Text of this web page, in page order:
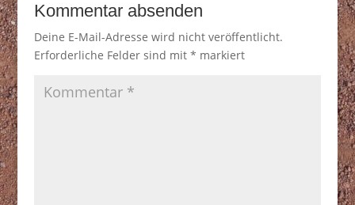
Kommentar absenden
Deine E-Mail-Adresse wird nicht veröffentlicht.
Erforderliche Felder sind mit * markiert